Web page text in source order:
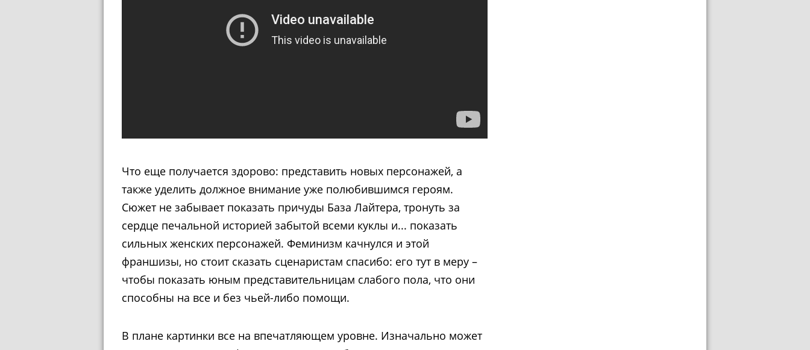
Что еще получается здорово: представить новых персонажей, а
также уделить должное внимание уже полюбившимся героям.
Сюжет не забывает показать причуды База Лайтера, тронуть за
сердце печальной историей забытой всеми куклы и... показать
сильных женских персонажей. Феминизм качнулся и этой
франшизы, но стоит сказать сценаристам спасибо: его тут в меру –
чтобы показать юным представительницам слабого пола, что они
способны на все и без чьей-либо помощи.
В плане картинки все на впечатляющем уровне. Изначально может